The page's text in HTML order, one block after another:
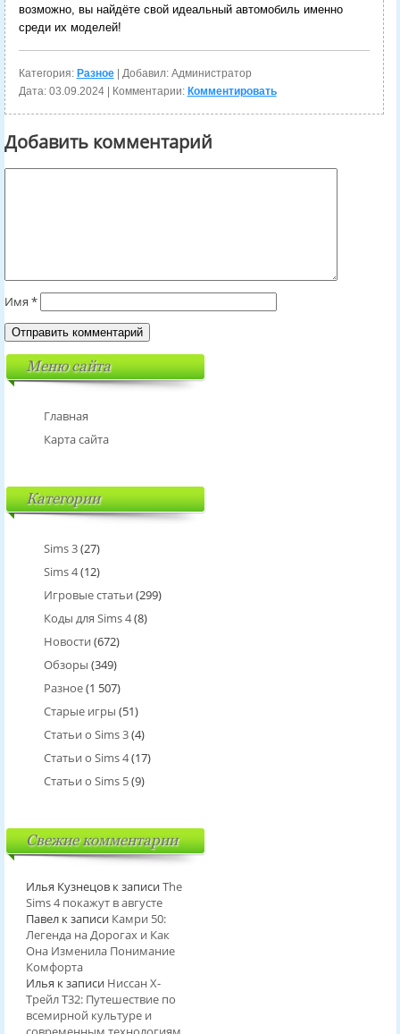
возможно, вы найдёте свой идеальный автомобиль именно
среди их моделей!
Категория: Разное| Добавил: Администратор
Дата: 03.09.2024| Комментарии: Комментировать
Добавить комментарий
Имя *
Меню сайта
Главная
Карта сайта
Категории
Sims 3(27)
Sims 4(12)
Игровые статьи (299)
Коды для Sims 4(8)
Новости (672)
Обзоры (349)
Разное(1 507)
Старые игры (51)
Статьи о Sims 3(4)
Статьи о Sims 4(17)
Статьи о Sims 5(9)
Свежие комментарии
Илья Кузнецовк записиThe
Sims 4 покажут в августе
Павелк записи Камри 50:
Легенда на Дорогах и Как
Она Изменила Понимание
Комфорта
Илья к записи Ниссан Х-
Трейл T32: Путешествие по
всемирной культуре и